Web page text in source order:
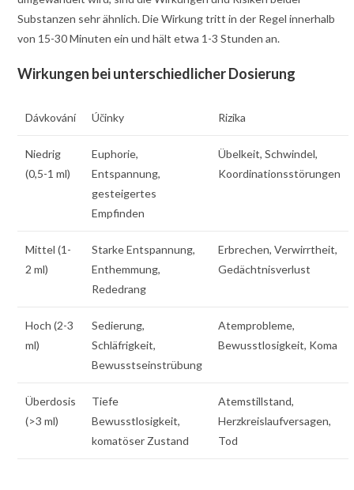
Substanzen sehr ähnlich. Die Wirkung tritt in der Regel innerhalb
von 15-30 Minuten ein und hält etwa 1-3 Stunden an.
Wirkungen bei unterschiedlicher Dosierung
Dávkování Účinky Rizika
Niedrig
(0,5-1 ml)
Euphorie,
Entspannung,
gesteigertes
Empfinden
Übelkeit, Schwindel,
Koordinationsstörungen
Mittel (1-
2 ml)
Starke Entspannung,
Enthemmung,
Rededrang
Erbrechen, Verwirrtheit,
Gedächtnisverlust
Hoch (2-3
ml)
Sedierung,
Schläfrigkeit,
Bewusstseinstrübung
Atemprobleme,
Bewusstlosigkeit, Koma
Überdosis
(>3 ml)
Tiefe
Bewusstlosigkeit,
komatöser Zustand
Atemstillstand,
Herzkreislaufversagen,
Tod